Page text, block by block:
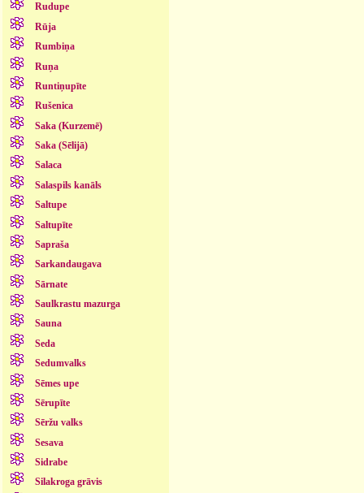
Rudupe
Rūja
Rumbiņa
Ruņa
Runtiņupīte
Rušenica
Saka (Kurzemē)
Saka (Sēlijā)
Salaca
Salaspils kanāls
Saltupe
Saltupīte
Sapraša
Sarkandaugava
Sārnate
Saulkrastu mazurga
Sauna
Seda
Sedumvalks
Sēmes upe
Sērupīte
Sēržu valks
Sesava
Sidrabe
Silakroga grāvis